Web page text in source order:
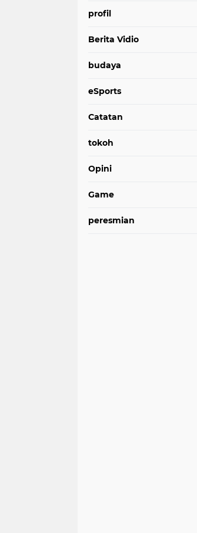
profil
Berita Vidio
budaya
eSports
Catatan
tokoh
Opini
Game
peresmian